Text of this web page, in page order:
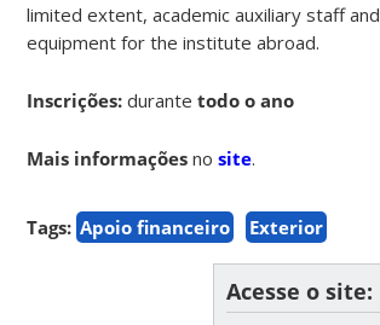
limited extent, academic auxiliary staff and
equipment for the institute abroad.
Inscrições: durante todo o ano
Mais informações nosite.
Tags: Apoio financeiro Exterior
Acesse o site: